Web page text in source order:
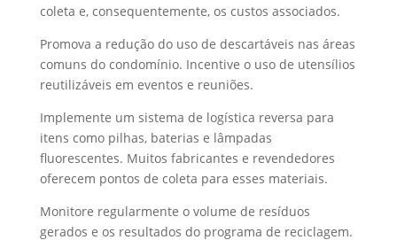
coleta e, consequentemente, os custos associados.
Promova a redução do uso de descartáveis nas áreas
comuns do condomínio. Incentive o uso de utensílios
reutilizáveis em eventos e reuniões.
Implemente um sistema de logística reversa para
itens como pilhas, baterias e lâmpadas
fluorescentes. Muitos fabricantes e revendedores
oferecem pontos de coleta para esses materiais.
Monitore regularmente o volume de resíduos
gerados e os resultados do programa de reciclagem.